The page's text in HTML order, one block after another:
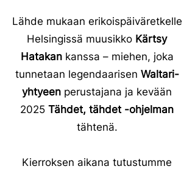
Lähde mukaan erikoispäiväretkelle
Helsingissä muusikko Kärtsy
Hatakan kanssa – miehen, joka
tunnetaan legendaarisen Waltari-
yhtyeen perustajana ja kevään
2025 Tähdet, tähdet -ohjelman
tähtenä.
Kierroksen aikana tutustumme